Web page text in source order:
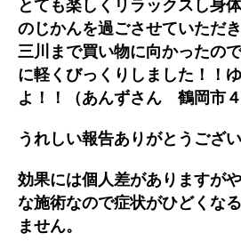
とても楽しくリラックスし身
のじかんを過ごさせていただ
三川まで買い物に向かったの
に軽くびっくりしました！！
よ！！（あんずさん 鶴岡市４
うれしい報告ありがとうござい
効果には個人差がありますが
な施術なので症状がひどくな
ません。